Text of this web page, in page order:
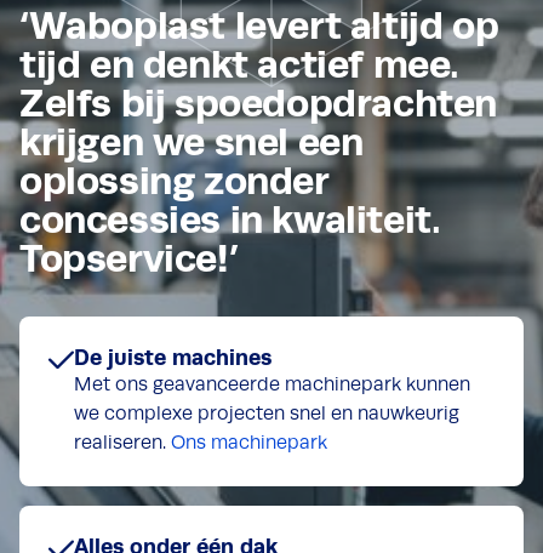
‘Waboplast levert altijd op
tijd en denkt actief mee.
Zelfs bij spoedopdrachten
krijgen we snel een
oplossing zonder
concessies in kwaliteit.
Topservice!’
De juiste machines
Met ons geavanceerde machinepark kunnen
we complexe projecten snel en nauwkeurig
realiseren. Ons machinepark
Alles onder één dak